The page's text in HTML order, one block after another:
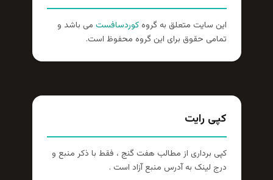
این سایت متعلق به گروهکوردسافست می باشد و
تمامی حقوق برای این گروه محفوظ است.
کپی رایت
کپی برداری از مطالب هفت گنج ، فقط با ذکر منبع و
درج لینک به آدرس منبع آزاد است .